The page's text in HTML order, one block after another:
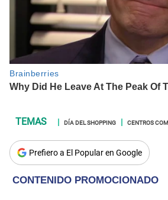
DÍA DEL SHOPPING CENTROS
Prefiero a El Popular en Google